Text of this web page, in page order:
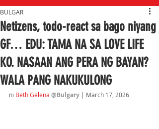
Netizens, todo-react sa bago niyang
GF… EDU: TAMA NA SA LOVE LIFE
KO. NASAAN ANG PERA NG BAYAN?
WALA PANG NAKUKULONG
BULGAR
ni Beth Gelena @Bulgary | March 17 , 2026